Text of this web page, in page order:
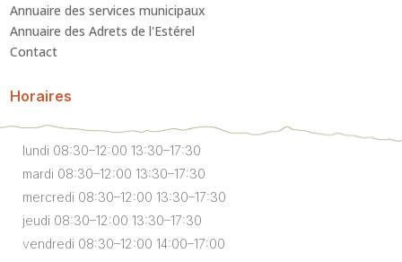
Annuaire des services municipaux
Annuaire des Adrets de l'Estérel
Contact
Horaires
lundi 08:30–12:00 13:30–17:30
mardi 08:30–12:00 13:30–17:30
mercredi 08:30–12:00 13:30–17:30
jeudi 08:30–12:00 13:30–17:30
vendredi 08:30–12:00 14:00–17:00